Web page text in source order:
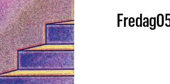
Fredag